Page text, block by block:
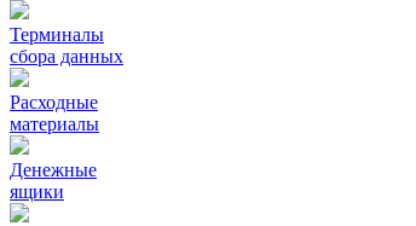
Терминалы
сбора данных
Расходные
материалы
Денежные
ящики